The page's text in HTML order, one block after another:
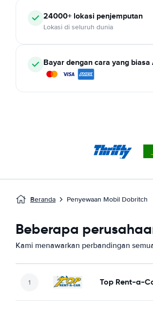
24000+ lokasi penjemputan
Lokasi di seluruh dunia
Bayar dengan cara yang
Beranda Penyewaan Mobil Dobritch
Beberapa
Kami menawarkan perbandingan
Top Rent-a-